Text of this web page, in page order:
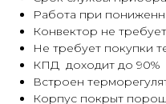
Работа при
Конвектор не
Не требует покупки
КПД доходит до 90%
Встроен
Корпус покрыт